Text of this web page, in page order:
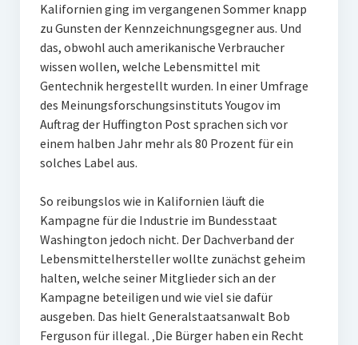
Kalifornien ging im vergangenen Sommer knapp
zu Gunsten der Kennzeichnungsgegner aus. Und
das, obwohl auch amerikanische Verbraucher
wissen wollen, welche Lebensmittel mit
Gentechnik hergestellt wurden. In einer Umfrage
des Meinungsforschungsinstituts Yougov im
Auftrag der Huffington Post sprachen sich vor
einem halben Jahr mehr als 80 Prozent für ein
solches Label aus.
So reibungslos wie in Kalifornien läuft die
Kampagne für die Industrie im Bundesstaat
Washington jedoch nicht. Der Dachverband der
Lebensmittelhersteller wollte zunächst geheim
halten, welche seiner Mitglieder sich an der
Kampagne beteiligen und wie viel sie dafür
ausgeben. Das hielt Generalstaatsanwalt Bob
Ferguson für illegal. ‚Die Bürger haben ein Recht